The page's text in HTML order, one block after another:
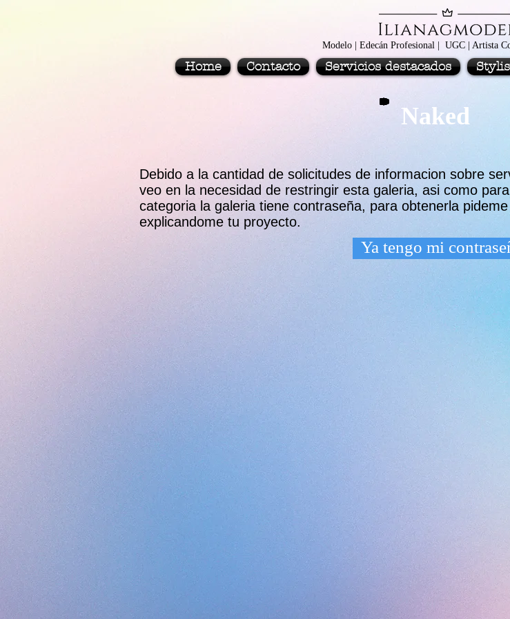
Modelo | Edecán Profesional | UGC | Artista
Home Contacto Servicios destacados
Naked
Debido a la cantidad de solicitudes de informacion sobre
veo en la necesidad de restringir esta galeria, asi como
categoria la galeria tiene contraseña, para obtenerla
explicandome tu proyecto.
Ya tengo mi